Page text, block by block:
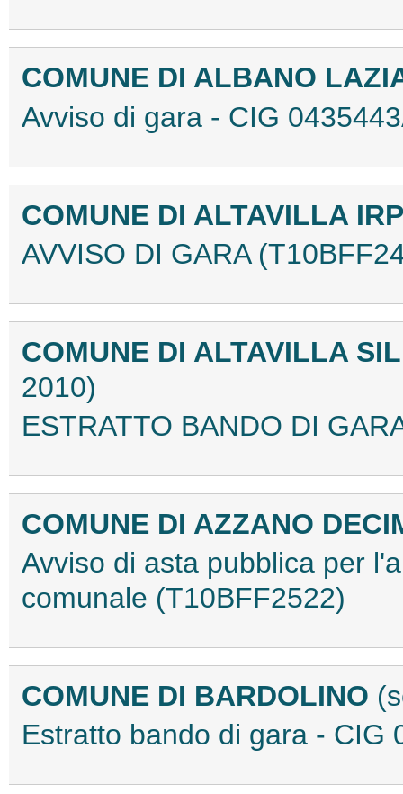
COMUNE DI ALBANO
Avviso di gara - CIG
COMUNE DI ALTAVILLA
AVVISO DI GARA
COMUNE DI ALTAVILLA
2010)
ESTRATTO BANDO DI
COMUNE DI AZZANO
Avviso di asta pubblica per
comunale (T10BFF2522)
COMUNE DI BARDOLINO
Estratto bando di gara - CIG